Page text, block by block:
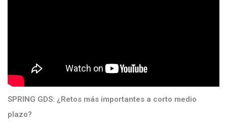
SPRING GDS: ¿Retos más importantes a corto medio
plazo?